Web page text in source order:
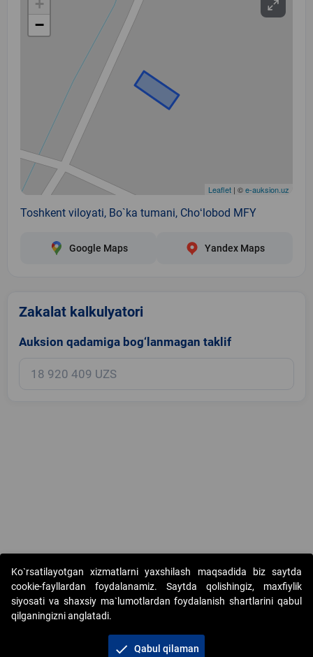
+
−
Leaflet | ©e-auksion.uz
Toshkent viloyati, Bo`ka tumani, Choʻlobod MFY
Google Maps Yandex Maps
Zakalat kalkulyatori
Auksion qadamiga bog‘lanmagan taklif
Copyright © 2017-2026. "Elektron onlayn-auksionlarni tashkil etish"
AJ. Barcha huquqlar himoyalangan
Ko`rsatilayotgan xizmatlarni yaxshilash maqsadida biz saytda
cookie-fayllardan foydalanamiz. Saytda qolishingiz, maxfiylik
siyosati va shaxsiy ma`lumotlardan foydalanish shartlarini qabul
qilganingizni anglatadi.
check Qabul qilaman